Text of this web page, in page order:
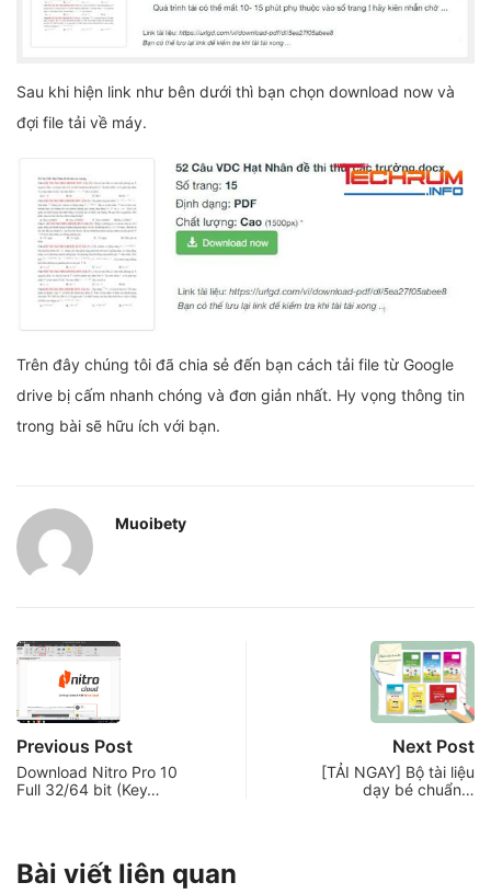
Sau khi hiện link như bên dưới thì bạn chọn download now và
đợi file tải về máy.
Trên đây chúng tôi đã chia sẻ đến bạn cách tải file từ Google
drive bị cấm nhanh chóng và đơn giản nhất. Hy vọng thông tin
trong bài sẽ hữu ích với bạn.
Muoibety
Previous Post
Download Nitro Pro 10
Full 32/64 bit (Key…
Next Post
[TẢI NGAY] Bộ tài liệu
dạy bé chuẩn…
Bài viết liên quan